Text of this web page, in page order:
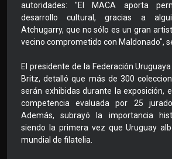
autoridades: "El MACA aporta
desarrollo cultural, gracias a
Atchugarry, que no sólo es un gran
vecino comprometido con Maldonado",
El presidente de la Federación
Britz, detalló que más de 300
serán exhibidas durante la exposición,
competencia evaluada por 25
Además, subrayó la importancia
siendo la primera vez que Uruguay
mundial de filatelia.